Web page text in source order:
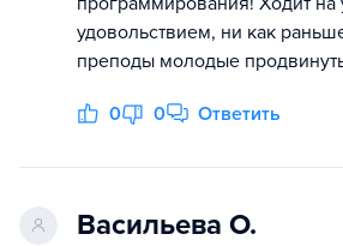
удовольствием, ни как
преподы молодые
0 0 Ответить
Васильева О.